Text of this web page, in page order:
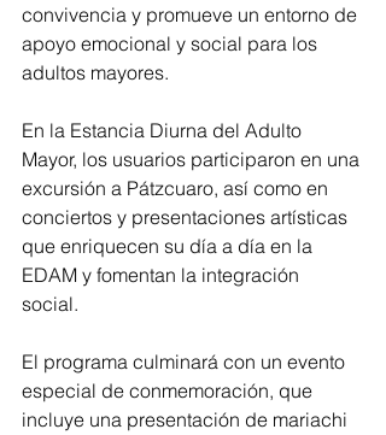
convivencia y promueve un entorno de
apoyo emocional y social para los
adultos mayores.
En la Estancia Diurna del Adulto
Mayor, los usuarios participaron en una
excursión a Pátzcuaro, así como en
conciertos y presentaciones artísticas
que enriquecen su día a día en la
EDAM y fomentan la integración
social.
El programa culminará con un evento
especial de conmemoración, que
incluye una presentación de mariachi